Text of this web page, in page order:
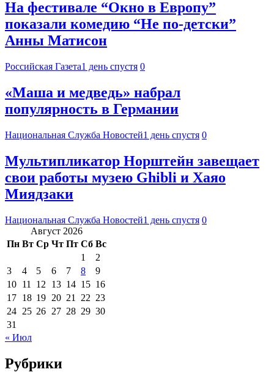
На фестивале “Окно в Европу”
показали комедию “Не по-детски”
Анны Матисон
Российская Газета1 день спустя 0
«Маша и медведь» набрал
популярность в Германии
Национальная Служба Новостей1 день спустя 0
Мультипликатор Норштейн завещает
свои работы музею Ghibli и Хаяо
Миядзаки
Национальная Служба Новостей1 день спустя 0
Август 2026
Пн Вт Ср Чт Пт Сб Вс
1
2
3
4 5 6 7 8
9
10 11 12 13 14 15 16
17 18 19 20 21 22 23
24 25 26 27 28 29 30
31
« Июл
Рубрики